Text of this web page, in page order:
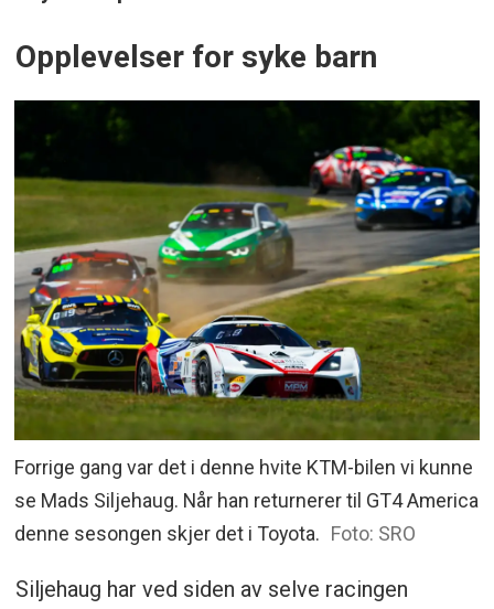
Opplevelser for syke barn
Forrige gang var det i denne hvite KTM-bilen vi kunne
se Mads Siljehaug. Når han returnerer til GT4 America
denne sesongen skjer det i Toyota. Foto: SRO
Siljehaug har ved siden av selve racingen